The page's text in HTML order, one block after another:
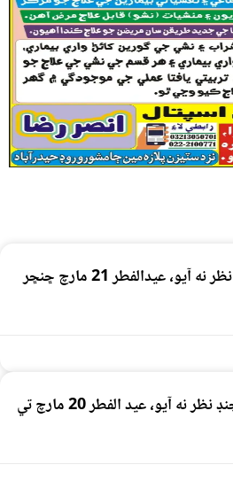
پاڪستان ۾ شوال جو چنڊ نظر نه آيو، عيدالفطر 21 مارچ ڇنڇر
سعودي عرب ۾ شوال جو چنڊ نظر نه آيو، عيد الفطر 20 مارچ تي